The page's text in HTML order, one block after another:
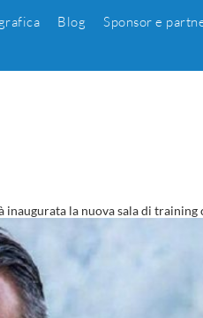
Blog Sponsor e
inaugurata la nuova sala di training